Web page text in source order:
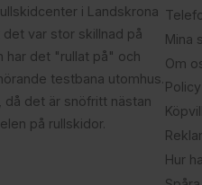
i Landskrona
var stor skillnad på
har det "rullat på" och
testbana utomhus.
det är snöfritt nästan
på rullskidor.
Mina
Om
Hur